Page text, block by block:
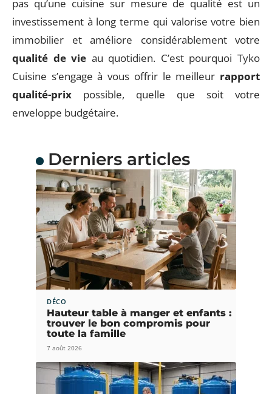
pas qu’une cuisine sur mesure de qualité est un
investissement à long terme qui valorise votre bien
immobilier et améliore considérablement votre
qualité de vie au quotidien. C’est pourquoi Tyko
Cuisine s’engage à vous offrir le meilleur rapport
qualité-prix possible, quelle que soit votre
enveloppe budgétaire.
Derniers articles
DÉCO
Hauteur table à manger et enfants :
trouver le bon compromis pour
toute la famille
7 août 2026